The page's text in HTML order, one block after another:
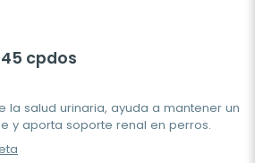
cpdos
la salud urinaria, ayuda a mantener un
y aporta soporte renal en perros.